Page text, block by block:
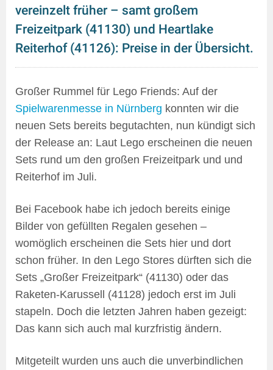
vereinzelt früher – samt großem
Freizeitpark (41130) und Heartlake
Reiterhof (41126): Preise in der Übersicht.
Großer Rummel für Lego Friends: Auf der
Spielwarenmesse in Nürnberg konnten wir die
neuen Sets bereits begutachten, nun kündigt sich
der Release an: Laut Lego erscheinen die neuen
Sets rund um den großen Freizeitpark und und
Reiterhof im Juli.
Bei Facebook habe ich jedoch bereits einige
Bilder von gefüllten Regalen gesehen –
womöglich erscheinen die Sets hier und dort
schon früher. In den Lego Stores dürften sich die
Sets „Großer Freizeitpark“ (41130) oder das
Raketen-Karussell (41128) jedoch erst im Juli
stapeln. Doch die letzten Jahren haben gezeigt:
Das kann sich auch mal kurzfristig ändern.
Mitgeteilt wurden uns auch die unverbindlichen